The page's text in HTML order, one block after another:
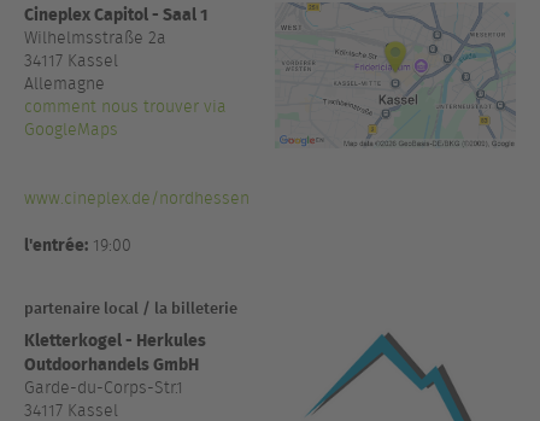
Cineplex Capitol - Saal 1
Wilhelmsstraße 2a
34117 Kassel
Allemagne
comment nous trouver via
GoogleMaps
www.cineplex.de/nordhessen
l'entrée: 19:00
partenaire local / la billeterie
Kletterkogel - Herkules
Outdoorhandels GmbH
Garde-du-Corps-Str.1
34117 Kassel